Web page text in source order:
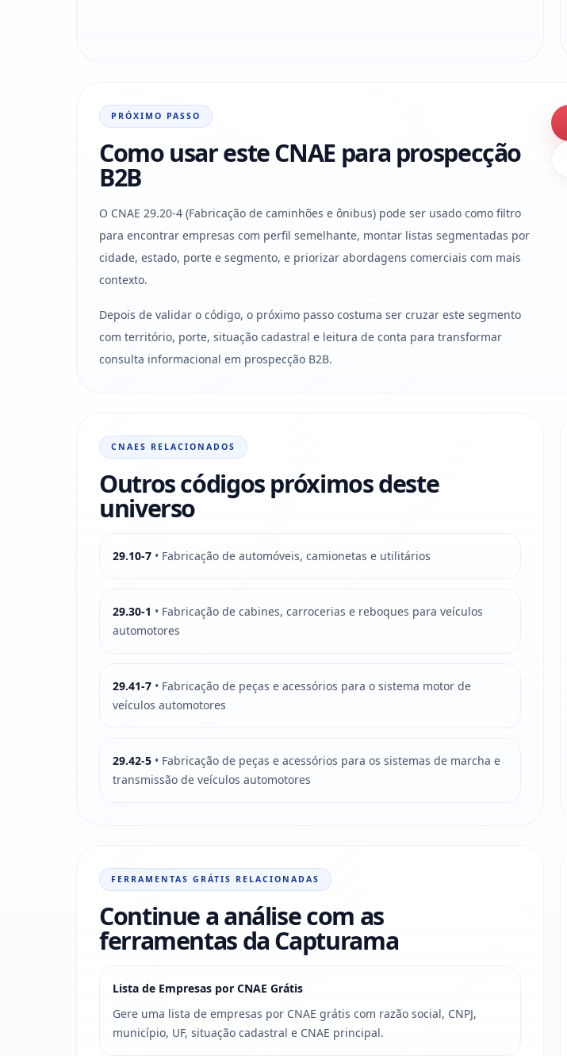
PRÓXIMO PASSO
Como usar este CNAE para prospecção
B2B
O CNAE 29.20-4 (Fabricação de caminhões e ônibus) pode ser usado como filtro
para encontrar empresas com perfil semelhante, montar listas segmentadas por
cidade, estado, porte e segmento, e priorizar abordagens comerciais com mais
contexto.
Depois de validar o código, o próximo passo costuma ser cruzar este segmento
com território, porte, situação cadastral e leitura de conta para transformar
consulta informacional em prospecção B2B.
CNAES RELACIONADOS
Outros códigos próximos deste
universo
29.10-7 • Fabricação de automóveis, camionetas e utilitários
29.30-1 • Fabricação de cabines, carrocerias e reboques para veículos
automotores
29.41-7 • Fabricação de peças e acessórios para o sistema motor de
veículos automotores
29.42-5 • Fabricação de peças e acessórios para os sistemas de marcha e
transmissão de veículos automotores
FERRAMENTAS GRÁTIS RELACIONADAS
Continue a análise com as
ferramentas da Capturama
Lista de Empresas por CNAE Grátis
Gere uma lista de empresas por CNAE grátis com razão social, CNPJ,
município, UF, situação cadastral e CNAE principal.